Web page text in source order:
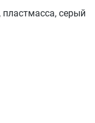
серый